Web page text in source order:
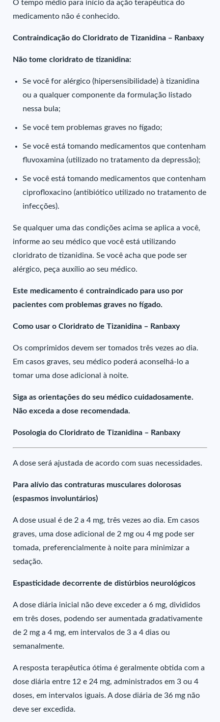
O tempo médio para início da ação terapêutica do
medicamento não é conhecido.
Contraindicação do Cloridrato de Tizanidina – Ranbaxy
Não tome cloridrato de tizanidina:
Se você for alérgico (hipersensibilidade) à tizanidina
ou a qualquer componente da formulação listado
nessa bula;
Se você tem problemas graves no fígado;
Se você está tomando medicamentos que contenham
fluvoxamina (utilizado no tratamento da depressão);
Se você está tomando medicamentos que contenham
ciprofloxacino (antibiótico utilizado no tratamento de
infecções).
Se qualquer uma das condições acima se aplica a você,
informe ao seu médico que você está utilizando
cloridrato de tizanidina. Se você acha que pode ser
alérgico, peça auxílio ao seu médico.
Este medicamento é contraindicado para uso por
pacientes com problemas graves no fígado.
Como usar o Cloridrato de Tizanidina – Ranbaxy
Os comprimidos devem ser tomados três vezes ao dia.
Em casos graves, seu médico poderá aconselhá-lo a
tomar uma dose adicional à noite.
Siga as orientações do seu médico cuidadosamente.
Não exceda a dose recomendada.
Posologia do Cloridrato de Tizanidina – Ranbaxy
A dose será ajustada de acordo com suas necessidades.
Para alívio das contraturas musculares dolorosas
(espasmos involuntários)
A dose usual é de 2 a 4 mg, três vezes ao dia. Em casos
graves, uma dose adicional de 2 mg ou 4 mg pode ser
tomada, preferencialmente à noite para minimizar a
sedação.
Espasticidade decorrente de distúrbios neurológicos
A dose diária inicial não deve exceder a 6 mg, divididos
em três doses, podendo ser aumentada gradativamente
de 2 mg a 4 mg, em intervalos de 3 a 4 dias ou
semanalmente.
A resposta terapêutica ótima é geralmente obtida com a
dose diária entre 12 e 24 mg, administrados em 3 ou 4
doses, em intervalos iguais. A dose diária de 36 mg não
deve ser excedida.